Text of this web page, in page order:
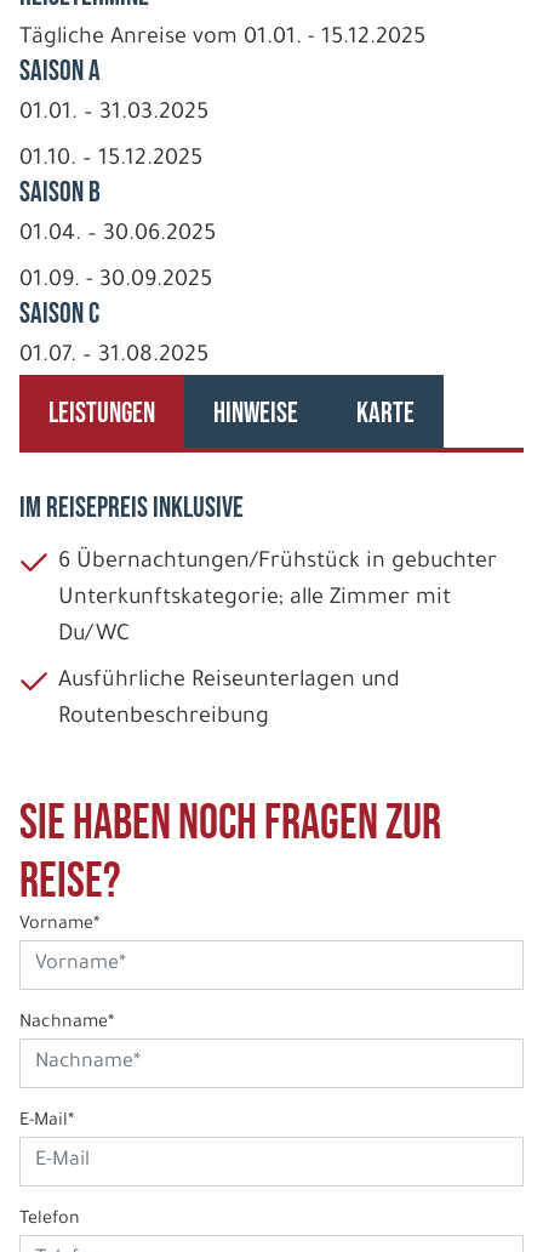
Tägliche Anreise vom 01.01. - 15.12.2025
Saison A
01.01. – 31.03.2025
01.10. – 15.12.2025
Saison B
01.04. – 30.06.2025
01.09. - 30.09.2025
Saison C
01.07. – 31.08.2025
LEISTUNGEN HINWEISE KARTE
IM REISEPREIS INKLUSIVE
6 Übernachtungen/Frühstück in gebuchter
Unterkunftskategorie; alle Zimmer mit
Du/WC
Ausführliche Reiseunterlagen und
Routenbeschreibung
Sie haben noch Fragen zur
Reise?
Vorname*
Nachname*
E-Mail*
Telefon